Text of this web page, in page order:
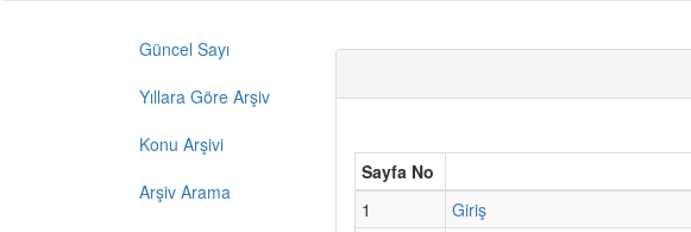
Güncel Sayı
Yıllara Göre Arşiv
Konu Arşivi
Arşiv Arama
Sayfa No
1
Giriş